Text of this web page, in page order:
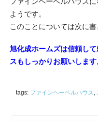
ようです。
このことについては次に書
旭化成ホームズは信頼し
スもしっかりお願いします
tags: ファインヘーベルハウス,